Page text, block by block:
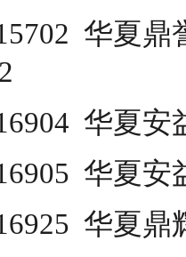
华夏
华夏安
华夏安
华夏鼎